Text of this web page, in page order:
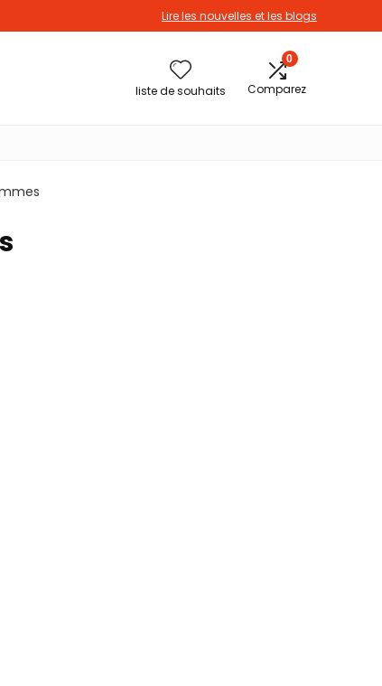
Lire les nouvelles et les blogs
liste de souhaits
0
Comparez